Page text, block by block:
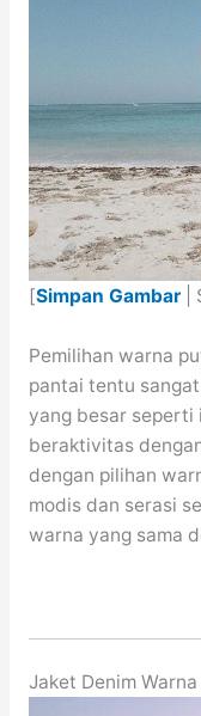
[Simpan Gambar|
Pemilihan warna
pantai tentu
yang besar seperti
beraktivitas
dengan pilihan
modis dan serasi
warna yang sama
Jaket Denim